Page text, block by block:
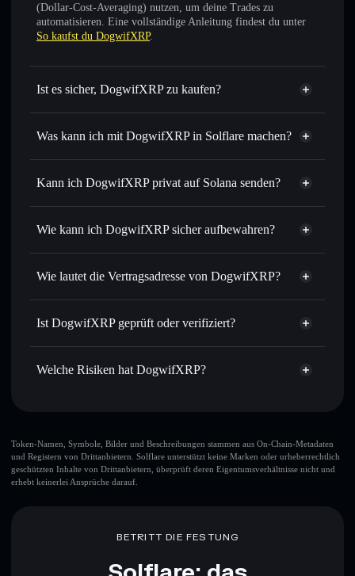
(Dollar-Cost-Averaging) nutzen, um deine Trades zu
automatisieren. Eine vollständige Anleitung findest du unter
So kaufst du DogwifXRP.
Ist es sicher, DogwifXRP zu kaufen?
DogwifXRP nicht verifiziert
Was kann ich mit DogwifXRP in Solflare machen?
DogwifXRP
Solflare-Wallet
Sofort tauschen– handle DOGWIFXRP gegen SOL,
intelligentem Order Routing zum bestmöglichen Kurs
Limit-Orders setzen– automatisiere Trades zu deinem
per Durchschnittskosteneffekt in DOGWIFXRP einsteigen
Privat senden– übertrage DOGWIFXRP, ohne Wallets
integrierten Privacy Aggregators
In Echtzeit verfolgen– überwache Kurs, Volumen,
Marktkapitalisierung und Liquidität von DOGWIFXRP
Kann ich DogwifXRP privat auf Solana senden?
Privacy
Wie kann ich DogwifXRP sicher aufbewahren?
DogwifXRP
Wie lautet die Vertragsadresse von DogwifXRP?
DogwifXRP
DOGWIFXRP
Ist DogwifXRP geprüft oder verifiziert?
DogwifXRP
derzeit nicht
Welche Risiken hat DogwifXRP?
Top-10-Wallets
DogwifXRP
einzelne Wallet
Token-Namen, Symbole, Bilder und Beschreibungen stammen aus On-Chain-Metadaten
und Registern von Drittanbietern. Solflare unterstützt keine Marken oder urheberrechtlich
geschützten Inhalte von Drittanbietern, überprüft deren Eigentumsverhältnisse nicht und
erhebt keinerlei Ansprüche darauf.
BETRITT DIE FESTUNG